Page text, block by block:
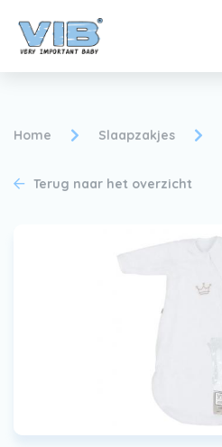
Home Slaapzakjes
Terug naar het overzicht